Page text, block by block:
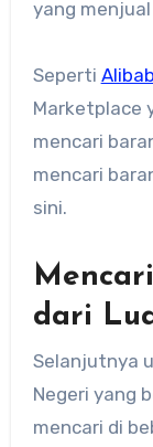
yang
Seperti
Marketplace
mencari
mencari
sini.
dari
Selanjutnya
Negeri yang
mencari di